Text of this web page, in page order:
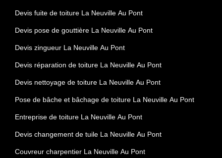
Devis fuite de toiture La Neuville Au Pont
Devis pose de gouttière La Neuville Au Pont
Devis zingueur La Neuville Au Pont
Devis réparation de toiture La Neuville Au Pont
Devis nettoyage de toiture La Neuville Au Pont
Pose de bâche et bâchage de toiture La Neuville Au Pont
Entreprise de toiture La Neuville Au Pont
Devis changement de tuile La Neuville Au Pont
Couvreur charpentier La Neuville Au Pont